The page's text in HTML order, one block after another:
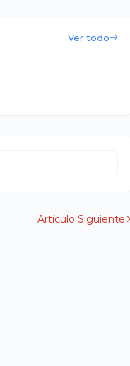
Ver todo
Artículo Siguiente